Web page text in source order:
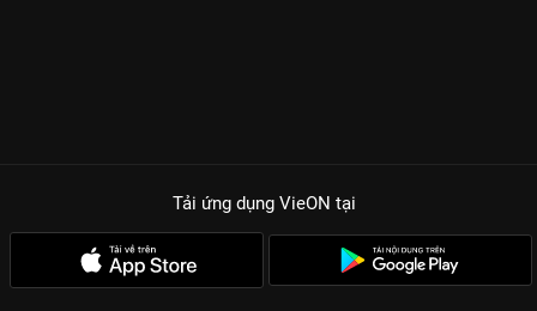
Tải ứng dụng VieON tại